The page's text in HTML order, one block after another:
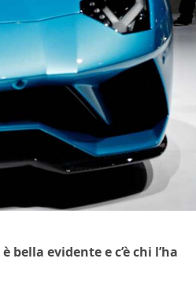
evidente e c’è chi l’ha